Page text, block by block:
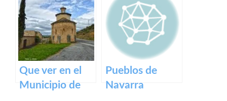
en Navarra
Un Tesoro de
Navarra y País
Vasco
Que ver en el
Municipio de
Pueblos de
Navarra